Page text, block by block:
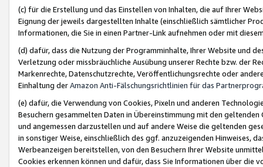
(c) für die Erstellung und das Einstellen von Inhalten, die auf Ihrer
Eignung der jeweils dargestellten Inhalte (einschließlich sämtlicher
Informationen, die Sie in einen Partner-Link aufnehmen oder mit
(d) dafür, dass die Nutzung der Programminhalte, Ihrer Website und
Verletzung oder missbräuchliche Ausübung unserer Rechte bzw. der
Markenrechte, Datenschutzrechte, Veröffentlichungsrechte oder
Einhaltung derAmazon Anti-Fälschungsrichtlinien für das
(e) dafür, die Verwendung von Cookies, Pixeln und anderen
Besuchern gesammelten Daten in Übereinstimmung mit den
und angemessen darzustellen und auf andere Weise die geltenden
in sonstiger Weise, einschließlich des ggf. anzuzeigenden Hinweises,
Werbeanzeigen bereitstellen, von den Besuchern Ihrer Website
Cookies erkennen können und dafür, dass Sie Informationen über die